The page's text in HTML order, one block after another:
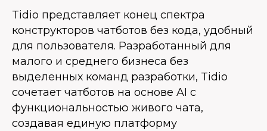
Tidio представляет конец спектра
конструкторов чатботов без кода, удобный
для пользователя. Разработанный для
малого и среднего бизнеса без
выделенных команд разработки, Tidio
сочетает чатботов на основе AI с
функциональностью живого чата,
создавая единую платформу